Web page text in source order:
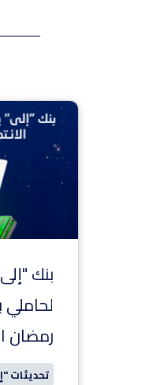
بنك
رمضان
تحديثات